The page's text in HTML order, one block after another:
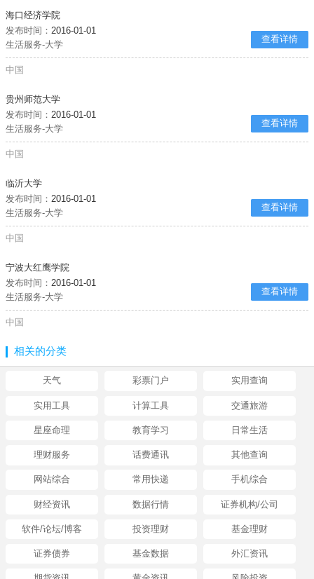
海口经济学院
发布时间：2016-01-01
生活服务-大学
查看详情
中国
贵州师范大学
发布时间：2016-01-01
生活服务-大学
查看详情
中国
临沂大学
发布时间：2016-01-01
生活服务-大学
查看详情
中国
宁波大红鹰学院
发布时间：2016-01-01
生活服务-大学
查看详情
中国
相关的分类
天气 彩票门户 实用查询
实用工具 计算工具 交通旅游
星座命理 教育学习 日常生活
理财服务 话费通讯 其他查询
网站综合 常用快递 手机综合
财经资讯 数据行情 证券机构/公司
软件/论坛/博客 投资理财 基金理财
证券债券 基金数据 外汇资讯